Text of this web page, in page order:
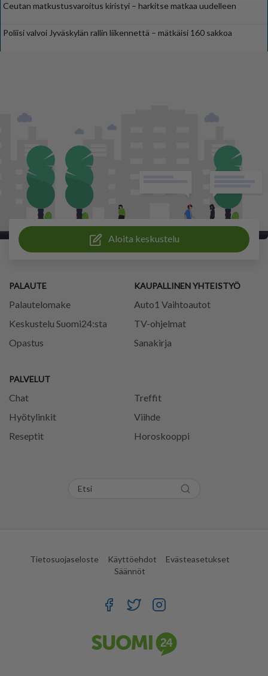
Ceutan matkustusvaroitus kiristyi – harkitse matkaa uudelleen
Poliisi valvoi Jyväskylän rallin liikennettä – mätkäisi 160 sakkoa
Aloita keskustelu
PALAUTE
Palautelomake
Keskustelu Suomi24:sta
Opastus
PALVELUT
Chat
Treffit
Hyötylinkit
Viihde
Reseptit
Horoskooppi
KAUPALLINEN YHTEISTYÖ
Auto1 Vaihtoautot
TV-ohjelmat
Sanakirja
Tietosuojaseloste Käyttöehdot
Evästeasetukset
Säännöt